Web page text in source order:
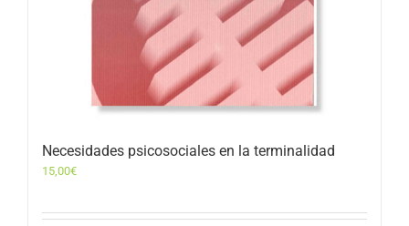
Necesidades psicosociales en la terminalidad
15,00€